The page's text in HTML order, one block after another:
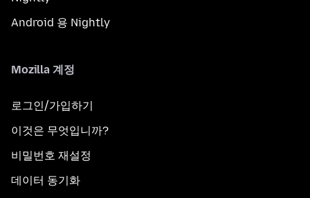
Android 용 Nightly
Mozilla 계정
로그인/가입하기
이것은 무엇입니까?
비밀번호 재설정
데이터 동기화